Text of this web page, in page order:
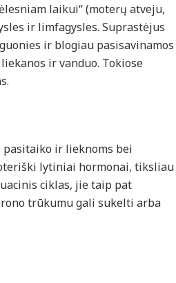
laikui“ (moterų atveju,
ir limfagysles. Suprastėjus
ir blogiau pasisavinamos
ir vanduo. Tokiose
ir lieknoms bei
lytiniai hormonai, tiksliau
ciklas, jie taip pat
trūkumu gali sukelti arba